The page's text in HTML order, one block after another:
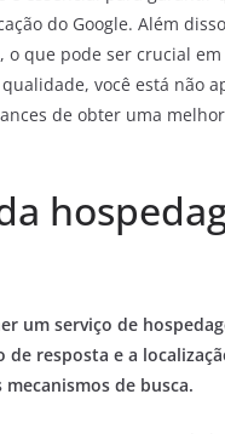
do Google. Além
, o que pode ser crucial
você está não
de obter uma
um serviço de
resposta e a
de busca.